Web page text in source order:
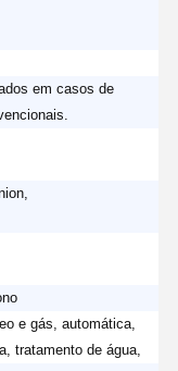
em casos de
e gás, automática,
tratamento de água,